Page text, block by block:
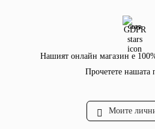
GDPR
Нашият онлайн магазин е
Прочетете нашата
Моите